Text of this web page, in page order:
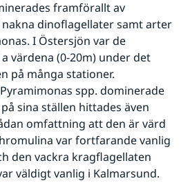
framförallt av
dinoflagellater samt arter
I Östersjön var de
värdena (0-20m) under det
på många stationer.
spp. dominerade
sina ställen hittades även
omfattning att den är värd
var fortfarande vanlig
den vackra kragflagellaten
väldigt vanlig i Kalmarsund.